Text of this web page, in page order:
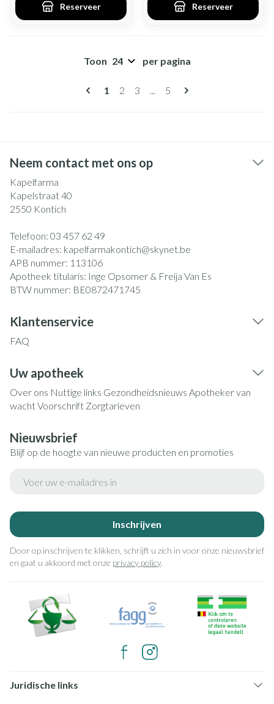
Reserveer Reserveer
Pagina's
U lees momenteel pagina
1 Pagina
2 Pagina
3 ... Pagina
5
Toon per pagina
Neem contact met ons op
Kapelfarma
Kapelstraat 40
2550 Kontich
Telefoon: 03 457 62 49
E-mailadres: kapelfarmakontich@skynet.be
APB nummer: 113106
Apotheek titularis: Inge Opsomer & Freija Van Es
BTW nummer: BE0872471745
Klantenservice
FAQ
Uw apotheek
Over ons Nuttige links Gezondheidsnieuws Apotheker van
wachtVoorschrift Zorgtarieven
Nieuwsbrief
Blijf op de hoogte van nieuwe producten en promoties
Inschrijven
Door op inschrijven te klikken, schrijft u zich in voor onze nieuwsbrief
en gaat u akkoord met onze privacy policy.
Juridische links